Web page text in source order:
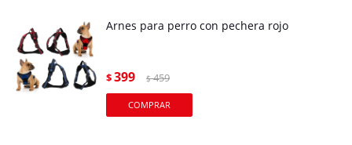
Arnes para perro con pechera rojo
$399 $ 459